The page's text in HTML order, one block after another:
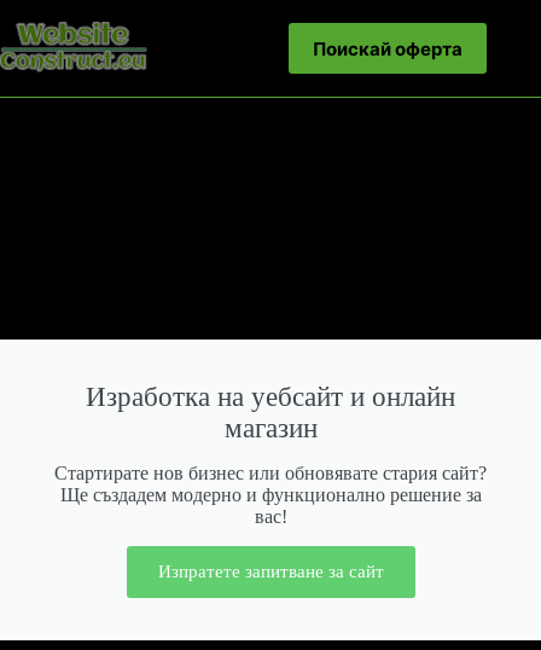
Поискай оферта
Изработка на уебсайт и онлайн
магазин
Стартирате нов бизнес или обновявате стария сайт?
Ще създадем модерно и функционално решение за
вас!
Изпратете запитване за сайт